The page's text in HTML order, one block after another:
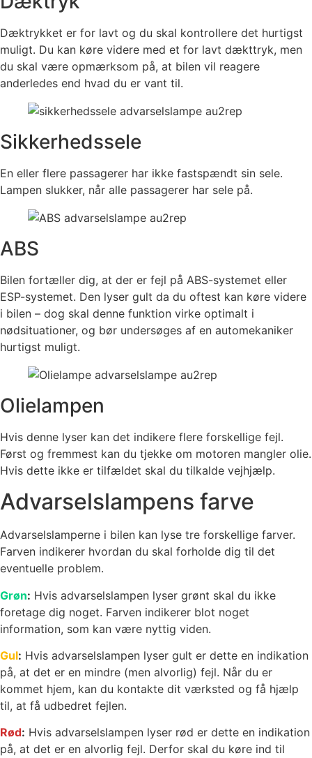
Dæktrykket er for lavt og du skal kontrollere det hurtigst
muligt. Du kan køre videre med et for lavt dækttryk, men
du skal være opmærksom på, at bilen vil reagere
anderledes end hvad du er vant til.
Sikkerhedssele
En eller flere passagerer har ikke fastspændt sin sele.
Lampen slukker, når alle passagerer har sele på.
ABS
Bilen fortæller dig, at der er fejl på ABS-systemet eller
ESP-systemet. Den lyser gult da du oftest kan køre videre
i bilen – dog skal denne funktion virke optimalt i
nødsituationer, og bør undersøges af en automekaniker
hurtigst muligt.
Olielampen
Hvis denne lyser kan det indikere flere forskellige fejl.
Først og fremmest kan du tjekke om motoren mangler olie.
Hvis dette ikke er tilfældet skal du tilkalde vejhjælp.
Advarselslampens farve
Advarselslamperne i bilen kan lyse tre forskellige farver.
Farven indikerer hvordan du skal forholde dig til det
eventuelle problem.
Grøn: Hvis advarselslampen lyser grønt skal du ikke
foretage dig noget. Farven indikerer blot noget
information, som kan være nyttig viden.
Gul: Hvis advarselslampen lyser gult er dette en indikation
på, at det er en mindre (men alvorlig) fejl. Når du er
kommet hjem, kan du kontakte dit værksted og få hjælp
til, at få udbedret fejlen.
Rød: Hvis advarselslampen lyser rød er dette en indikation
på, at det er en alvorlig fejl. Derfor skal du køre ind til